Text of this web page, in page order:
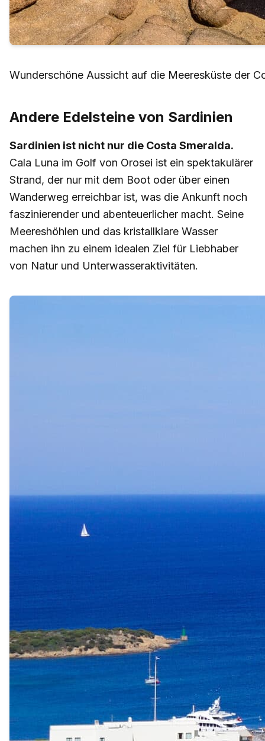
Wunderschöne Aussicht auf die Meeresküste der
Andere Edelsteine von Sardinien
Sardinien ist nicht nur die Costa Smeralda.
Cala Luna im Golf von Orosei ist ein spektakulärer
Strand, der nur mit dem Boot oder über einen
Wanderweg erreichbar ist, was die Ankunft noch
faszinierender und abenteuerlicher macht. Seine
Meereshöhlen und das kristallklare Wasser
machen ihn zu einem idealen Ziel für Liebhaber
von Natur und Unterwasseraktivitäten.